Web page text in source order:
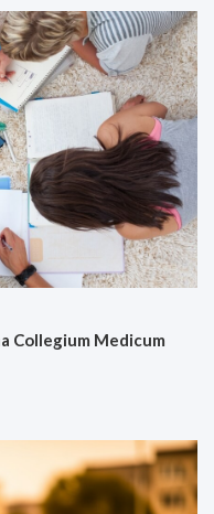
Collegium Medicum